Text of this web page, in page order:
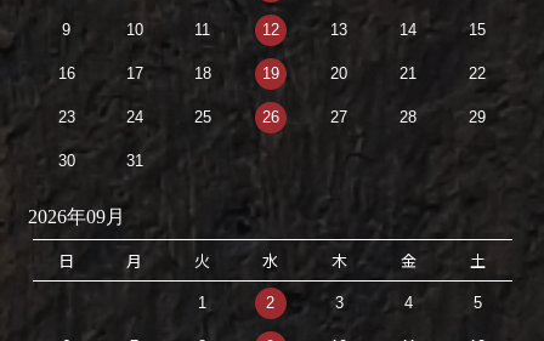
9 10 11 12 13 14 15
16 17 18 19 20 21 22
23 24 25 26 27 28 29
30 31
2026年09月
日 月 火 水 木 金 土
1 2 3 4 5